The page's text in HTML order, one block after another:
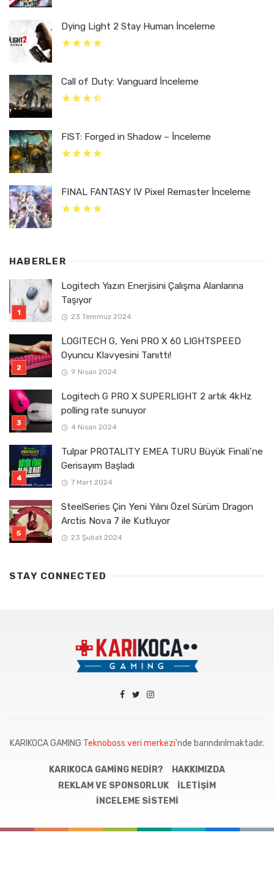
Dying Light 2 Stay Human İnceleme
Call of Duty: Vanguard İnceleme
FIST: Forged in Shadow – İnceleme
FINAL FANTASY IV Pixel Remaster İnceleme
HABERLER
Logitech Yazın Enerjisini Çalışma Alanlarına
Taşıyor
23 Temmuz 2024
LOGITECH G, Yeni PRO X 60 LIGHTSPEED
Oyuncu Klavyesini Tanıttı!
9 Nisan 2024
Logitech G PRO X SUPERLIGHT 2 artık 4kHz
polling rate sunuyor
4 Nisan 2024
Tulpar PROTALITY EMEA TURU Büyük Finali’ne
Gerisayım Başladı
7 Mart 2024
SteelSeries Çin Yeni Yılını Özel Sürüm Dragon
Arctis Nova 7 ile Kutluyor
23 Şubat 2024
STAY CONNECTED
KARIKOCA GAMING Teknoboss veri merkezi'nde barındırılmaktadır.
KARIKOCA GAMING NEDIR?
HAKKIMIZDA
REKLAM VE SPONSORLUK
İLETIŞIM
İNCELEME SISTEMI